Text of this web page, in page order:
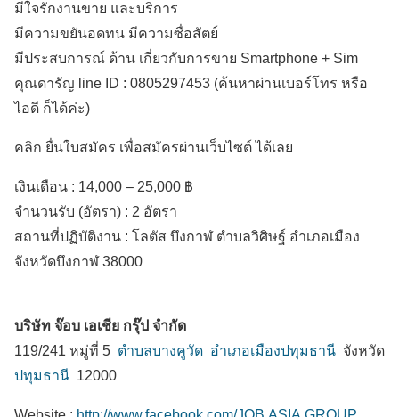
มีใจรักงานขาย และบริการ
มีความขยันอดทน มีความซื่อสัตย์
มีประสบการณ์ ด้าน เกี่ยวกับการขาย Smartphone + Sim
คุณดารัญ line ID : 0805297453 (ค้นหาผ่านเบอร์โทร หรือ
ไอดี ก็ได้ค่ะ)
คลิก ยื่นใบสมัคร เพื่อสมัครผ่านเว็บไซต์ ได้เลย
เงินเดือน : 14,000 – 25,000 ฿
จำนวนรับ (อัตรา) : 2 อัตรา
สถานที่ปฏิบัติงาน : โลตัส บึงกาฬ ตำบลวิศิษฐ์ อำเภอเมือง
จังหวัดบึงกาฬ 38000
บริษัท จ๊อบ เอเชีย กรุ๊ป จำกัด
119/241 หมู่ที่ 5 ตำบลบางคูวัด อำเภอเมืองปทุมธานี จังหวัด
ปทุมธานี 12000